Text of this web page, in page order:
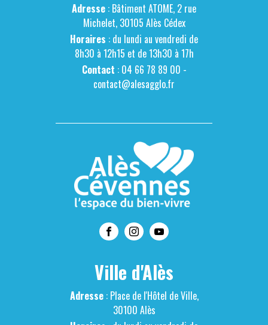
Adresse : Bâtiment ATOME, 2 rue
Michelet, 30105 Alès Cédex
Horaires : du lundi au vendredi de
8h30 à 12h15 et de 13h30 à 17h
Contact : 04 66 78 89 00 -
contact@alesagglo.fr
Ville d'Alès
Adresse: Place de l'Hôtel de Ville,
30100 Alès